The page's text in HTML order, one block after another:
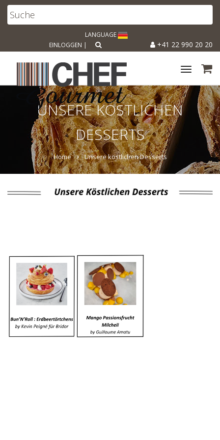
LANGUAGE
+41 22 990 20 20
EINLOGGEN |
Toggle
UNSERE KÖSTLICHEN
DESSERTS
Home Unsere köstlichen Desserts